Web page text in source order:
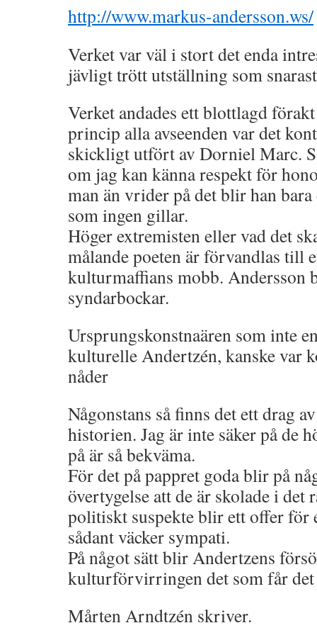
http://www.markus-andersson.ws/
Verket var väl i stort det enda
jävligt trött utställning som
Verket andades ett blottlagd
princip alla avseenden var det
skickligt utfört av Dorniel Marc.
om jag kan känna respekt för
man än vrider på det blir han bara
som ingen gillar.
Höger extremisten eller vad det
målande poeten är förvandlas till
kulturmaffians mobb. Andersson
syndarbockar.
Ursprungskonstnaären som inte
kulturelle Andertzén, kanske var
nåder
Någonstans så finns det ett drag
historien. Jag är inte säker på de
på är så bekväma.
För det på pappret goda blir på
övertygelse att de är skolade i det
politiskt suspekte blir ett offer för
sådant väcker sympati.
På något sätt blir Andertzens
kulturförvirringen det som får det
Mårten Arndtzén skriver.